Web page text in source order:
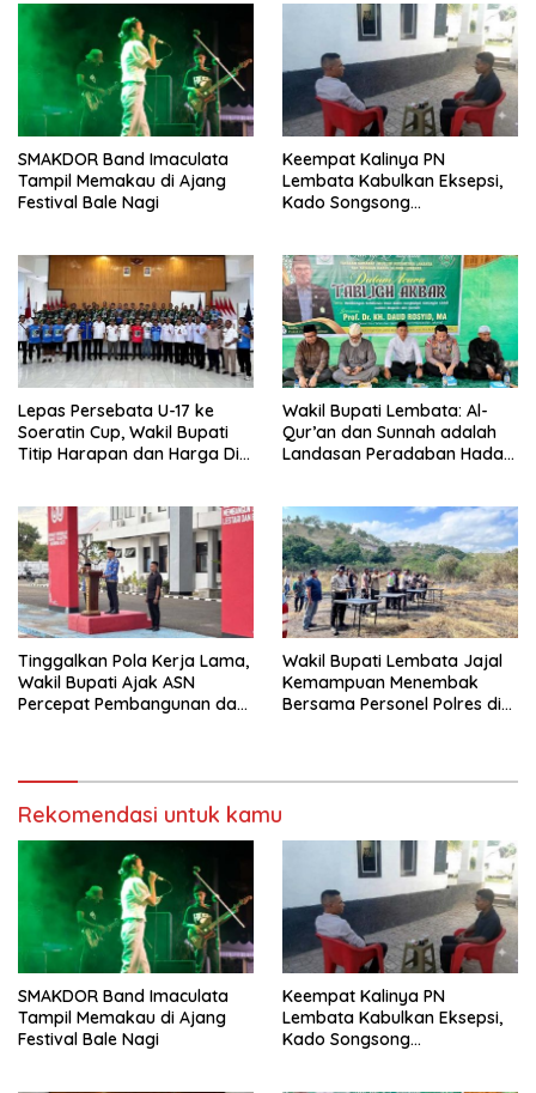
SMAKDOR Band Imaculata
Tampil Memakau di Ajang
Festival Bale Nagi
Keempat Kalinya PN
Lembata Kabulkan Eksepsi,
Kado Songsong
Lepas Persebata U-17 ke
Soeratin Cup, Wakil Bupati
Titip Harapan dan Harga Diri
Wakil Bupati Lembata: Al-
Qur’an dan Sunnah adalah
Landasan Peradaban Hadapi
Tinggalkan Pola Kerja Lama,
Wakil Bupati Ajak ASN
Percepat Pembangunan dan
Wakil Bupati Lembata Jajal
Kemampuan Menembak
Bersama Personel Polres di
Rekomendasi untuk kamu
SMAKDOR Band Imaculata
Tampil Memakau di Ajang
Festival Bale Nagi
Keempat Kalinya PN
Lembata Kabulkan Eksepsi,
Kado Songsong